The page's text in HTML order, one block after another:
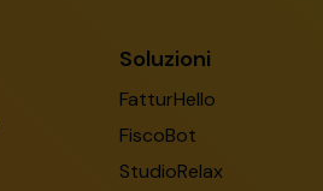
Soluzioni
FatturHello
FiscoBot
StudioRelax